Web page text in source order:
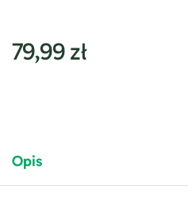
79,99zł
Opis